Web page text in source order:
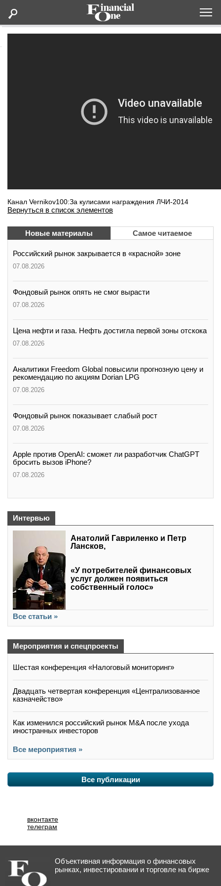
Интервью
вконтакте
телеграм
Стать автором
Вход
Канал Vernikov100:За кулисами награждения ЛЧИ-2014
Вернуться в список элементов
Новые материалы Самое читаемое
Российский рынок закрывается в «красной» зоне
07.08.2026
Фондовый рынок опять не смог вырасти
07.08.2026
Цена нефти и газа. Нефть достигла первой зоны отскока
07.08.2026
Аналитики Freedom Global повысили прогнозную цену и
рекомендацию по акциям Dorian LPG
07.08.2026
Фондовый рынок показывает слабый рост
07.08.2026
Apple против OpenAI: сможет ли разработчик ChatGPT
бросить вызов iPhone?
07.08.2026
Интервью
Анатолий Гавриленко и Петр
Лансков,
«У потребителей финансовых
услуг должен появиться
собственный голос»
Все статьи »
Мероприятия и спецпроекты
Шестая конференция «Налоговый мониторинг»
Двадцать четвертая конференция «Централизованное
казначейство»
Как изменился российский рынок M&A после ухода
иностранных инвесторов
Все мероприятия »
Все публикации
вконтакте
телеграм
Объективная информация о финансовых
рынках, инвестировании и торговле на бирже